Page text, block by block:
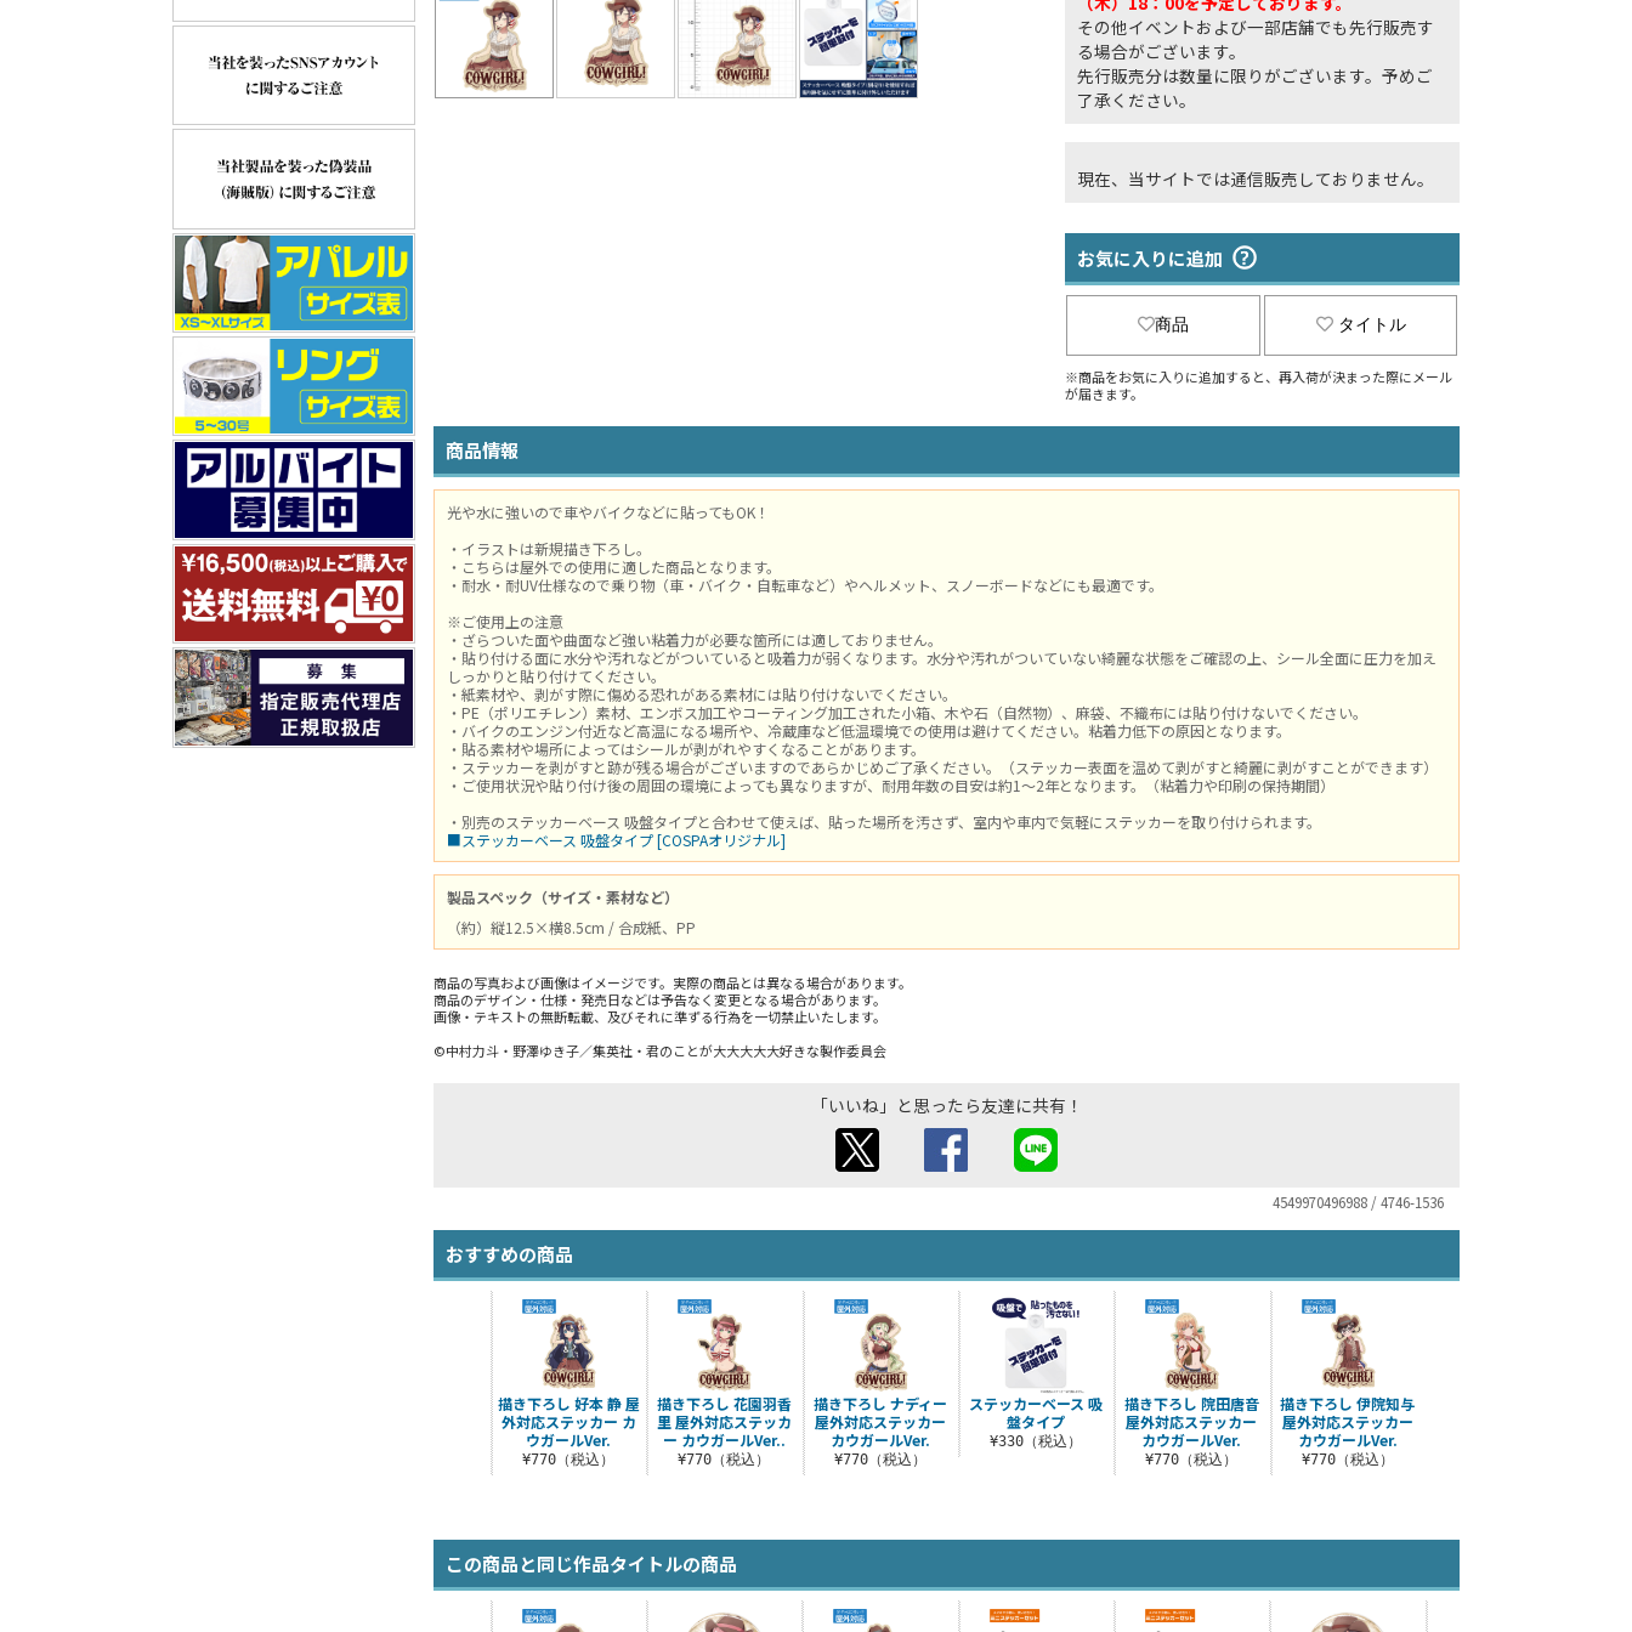
その他イベントおよび一部店舗でも先行販売す
る場合がございます。
先行販売分は数量に限りがございます。予めご
了承ください。
現在、当サイトでは通信販売しておりません。
お気に入りに追加
商品 タイトル
※商品をお気に入りに追加すると、再入荷が決まった際にメール
が届きます。
商品情報
光や水に強いので車やバイクなどに貼ってもOK！
・イラストは新規描き下ろし。
・こちらは屋外での使用に適した商品となります。
・耐水・耐UV仕様なので乗り物（車・バイク・自転車など）やヘルメット、スノーボードなどにも最適です。
※ご使用上の注意
・ざらついた面や曲面など強い粘着力が必要な箇所には適しておりません。
・貼り付ける面に水分や汚れなどがついていると吸着力が弱くなります。水分や汚れがついていない綺麗な状態をご確認の上、シール全面に圧力を加え
しっかりと貼り付けてください。
・紙素材や、剥がす際に傷める恐れがある素材には貼り付けないでください。
・PE（ポリエチレン）素材、エンボス加工やコーティング加工された小箱、木や石（自然物）、麻袋、不織布には貼り付けないでください。
・バイクのエンジン付近など高温になる場所や、冷蔵庫など低温環境での使用は避けてください。粘着力低下の原因となります。
・貼る素材や場所によってはシールが剥がれやすくなることがあります。
・ステッカーを剥がすと跡が残る場合がございますのであらかじめご了承ください。（ステッカー表面を温めて剥がすと綺麗に剥がすことができます）
・ご使用状況や貼り付け後の周囲の環境によっても異なりますが、耐用年数の目安は約1～2年となります。（粘着力や印刷の保持期間）
・別売のステッカーベース 吸盤タイプと合わせて使えば、貼った場所を汚さず、室内や車内で気軽にステッカーを取り付けられます。
■ステッカーベース 吸盤タイプ [COSPAオリジナル]
製品スペック（サイズ・素材など）
（約）縦12.5×横8.5cm / 合成紙、PP
商品の写真および画像はイメージです。実際の商品とは異なる場合があります。
商品のデザイン・仕様・発売日などは予告なく変更となる場合があります。
画像・テキストの無断転載、及びそれに準ずる行為を一切禁止いたします。
©中村力斗・野澤ゆき子／集英社・君のことが大大大大大好きな製作委員会
「いいね」と思ったら友達に共有！
4549970496988 / 4746-1536
おすすめの商品
描き下ろし ナディー
屋外対応ステッカー
カウガールVer.
¥770（税込）
ステッカーベース 吸
盤タイプ
¥330（税込）
描き下ろし 院田唐音
屋外対応ステッカー
カウガールVer.
¥770（税込）
描き下ろし 伊院知与
屋外対応ステッカー
カウガールVer.
¥770（税込）
描き下ろし 好本 静 屋
外対応ステッカー カ
ウガールVer.
¥770（税込）
描き下ろし 花園羽香
里 屋外対応ステッカ
ー カウガールVer..
¥770（税込）
この商品と同じ作品タイトルの商品